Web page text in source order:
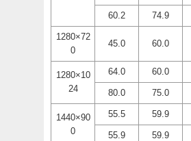
60.2 74.9
1280×72
0
45.0 60.0
1280×10
24
64.0 60.0
80.0 75.0
1440×90
0
55.5 59.9
55.9 59.9